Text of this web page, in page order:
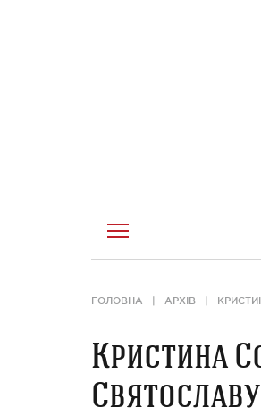
ГОЛОВНА АРХІВ
Кристина